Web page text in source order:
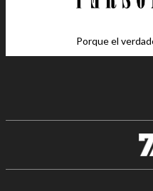
Porque el